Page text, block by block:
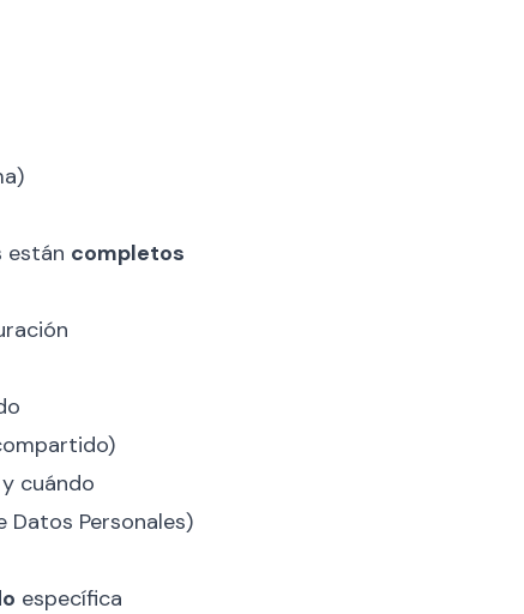
están completos
cuándo
Datos Personales)
específica